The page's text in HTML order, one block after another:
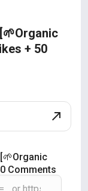
+ 50
Comments